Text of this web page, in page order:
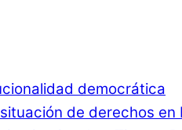
democrática
de derechos en